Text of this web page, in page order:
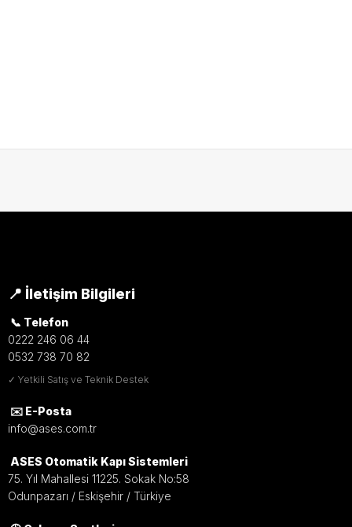
📍 İletişim Bilgileri
📞 Telefon
0222 246 06 44
0532 738 70 82
✓ Yetkili Satış ve Teknik Destek
✉️ E-Posta
info@ases.com.tr
ASES Otomatik Kapı Sistemleri
75. Yıl Mahallesi 11225. Sokak No:58
Odunpazarı / Eskişehir / Türkiye